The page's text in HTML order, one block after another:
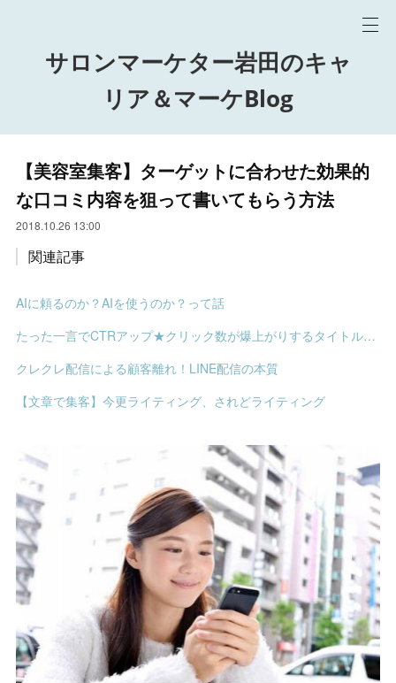
サロンマーケター岩田のキャ
リア＆マーケBlog
【美容室集客】ターゲットに合わせた効果的
な口コミ内容を狙って書いてもらう方法
2018.10.26 13:00
関連記事
AIに頼るのか？AIを使うのか？って話
たった一言でCTRアップ★クリック数が爆上がりするタイトルの決め方
クレクレ配信による顧客離れ！LINE配信の本質
【文章で集客】今更ライティング、されどライティング